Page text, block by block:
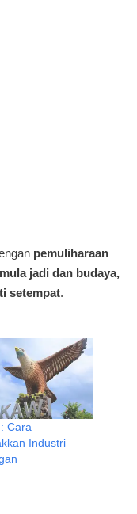
pemuliharaan
jadi dan budaya,
setempat.
Cara
Industri